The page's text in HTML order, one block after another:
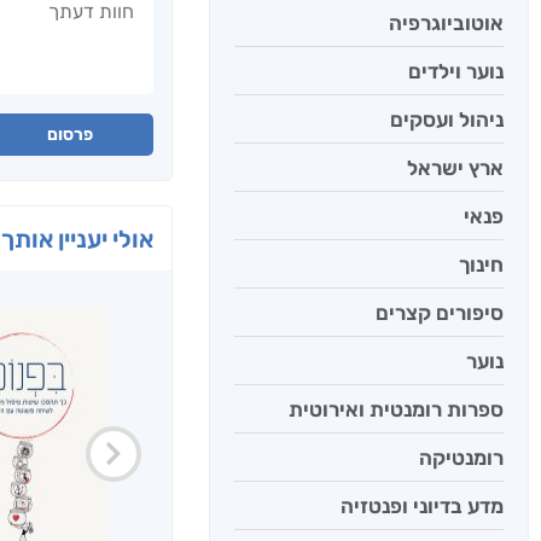
אוטוביוגרפיה
נוער וילדים
ניהול ועסקים
ארץ ישראל
פנאי
חינוך
סיפורים קצרים
נוער
ספרות רומנטית ואירוטית
רומנטיקה
מדע בדיוני ופנטזיה
פרסום
אולי יעניין